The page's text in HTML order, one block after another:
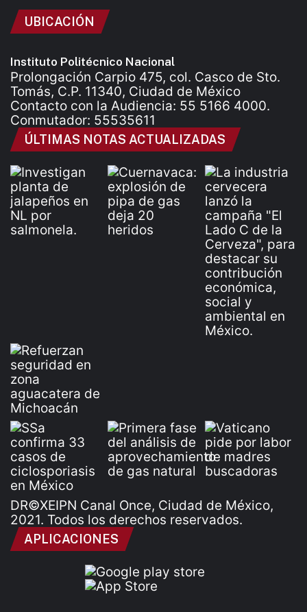
UBICACIÓN
Instituto Politécnico Nacional
Prolongación Carpio 475, col. Casco de Sto.
Tomás, C.P. 11340, Ciudad de México
Contacto con la Audiencia: 55 5166 4000.
Conmutador: 55535611
ÚLTIMAS NOTAS ACTUALIZADAS
DR©XEIPN Canal Once, Ciudad de México,
2021. Todos los derechos reservados.
APLICACIONES